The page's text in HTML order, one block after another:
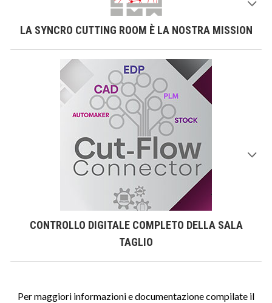
LA SYNCRO CUTTING ROOM È LA NOSTRA MISSION
CONTROLLO DIGITALE COMPLETO DELLA SALA
TAGLIO
Per maggiori informazioni e documentazione compilate il